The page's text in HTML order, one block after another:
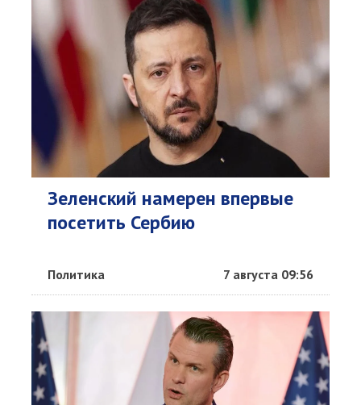
Зеленский намерен впервые
посетить Сербию
Политика 7 августа 09:56